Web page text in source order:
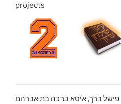
projects
פישל ברך, איטא ברכה בת אברהם